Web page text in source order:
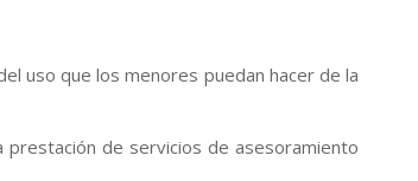
uso que los menores puedan hacer de la
prestación de servicios de asesoramiento